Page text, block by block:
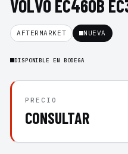
VOLVO EC460B
AFTERMARKET NUEVA
DISPONIBLE EN BODEGA
PRECIO
CONSULTAR